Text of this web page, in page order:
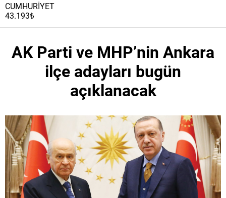
CUMHURİYET
43.193₺
AK Parti ve MHP’nin Ankara
ilçe adayları bugün
açıklanacak